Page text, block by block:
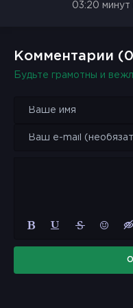
03:20 минут
Комментарии
Будьте грамотны и